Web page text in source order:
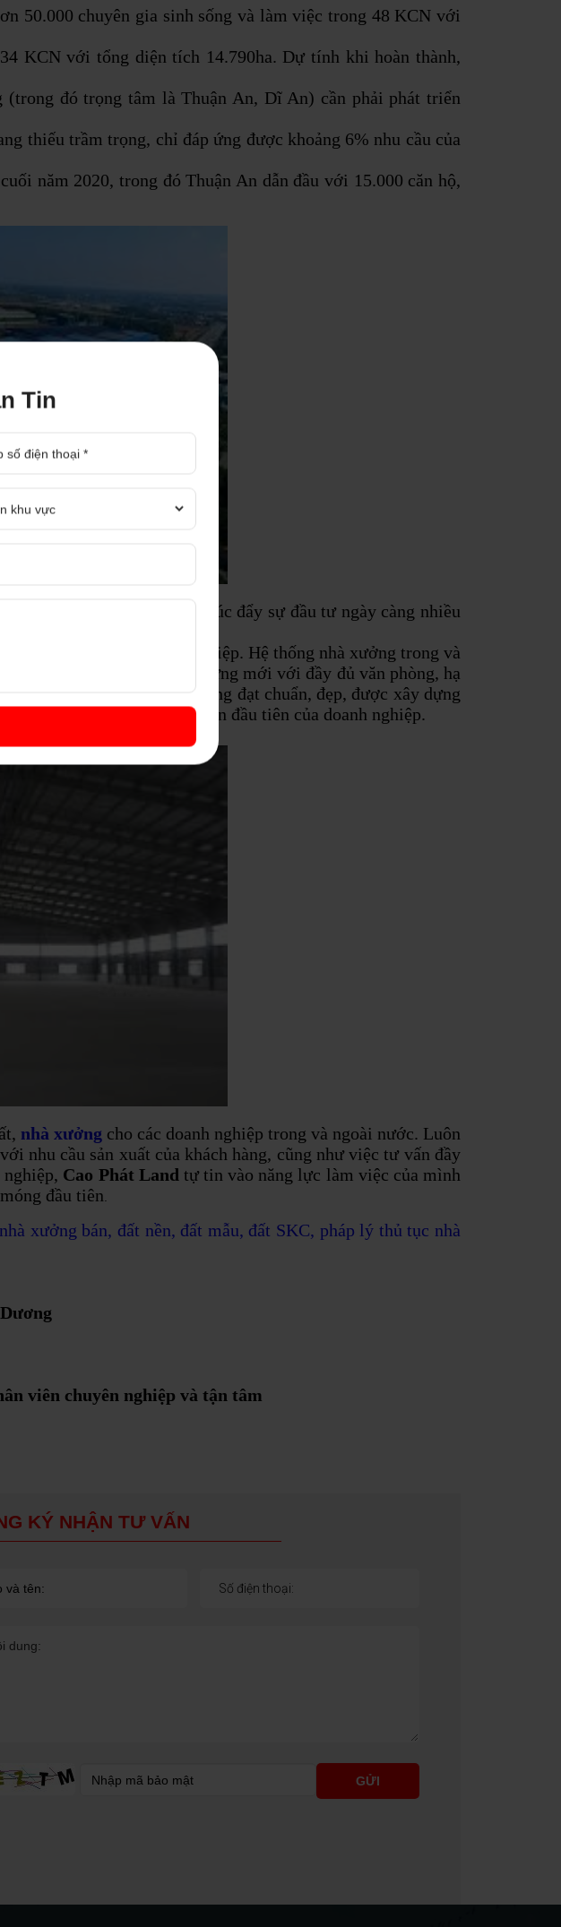
50.000 chuyên gia sinh sống và làm việc trong 48 KCN với
KCN với tổng diện tích 14.790ha. Dự tính khi hoàn thành,
đó trọng tâm là Thuận An, Dĩ An) cần phải phát triển
thiếu trầm trọng, chỉ đáp ứng được khoảng 6% nhu cầu của
năm 2020, trong đó Thuận An dẫn đầu với 15.000 căn hộ,
sản Bình Dương, từ đó thúc đẩy sự đầu tư ngày càng nhiều
tế Việt Nam.
của bất động sản công nghiệp. Hệ thống nhà xưởng trong và
nhà xưởng được xây dựng mới với đầy đủ văn phòng, hạ
nhân. Chất lượng nhà xưởng đạt chuẩn, đẹp, được xây dựng
giải quyết vấn đề khó khăn đầu tiên của doanh nghiệp.
nhà xưởng cho các doanh nghiệp trong và ngoài nước. Luôn
nhu cầu sản xuất của khách hàng, cũng như việc tư vấn đầy
Cao Phát Land tự tin vào năng lực làm việc của mình
đầu tiên
xưởng bán, đất nền, đất mẫu, đất SKC, pháp lý thủ tục nhà
viên chuyên nghiệp và tận tâm
KÝ NHẬN TƯ VẤN
Tin